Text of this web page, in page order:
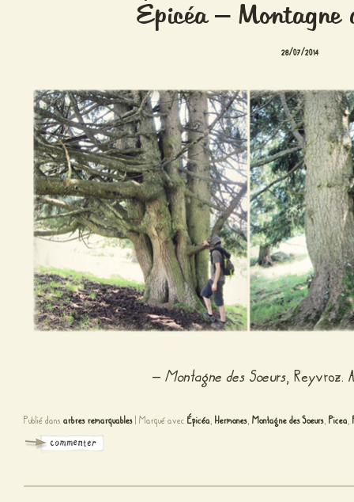
Épicéa – Montagne
28/07/2014
– Montagne des Soeurs, Reyvroz.
Publié dans arbres remarquables Marqué avec Épicéa, Hermones, Montagne des Soeurs, Picea,